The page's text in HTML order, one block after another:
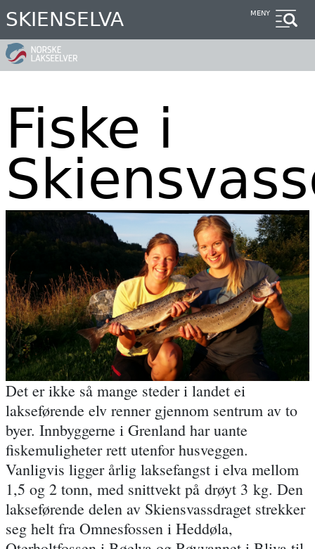
Hopp
til
hovedinnhold
SKIENSELVA MENY
Fiske i
Det er ikke så mange steder i landet ei
lakseførende elv renner gjennom sentrum av to
byer. Innbyggerne i Grenland har uante
fiskemuligheter rett utenfor husveggen.
Vanligvis ligger årlig laksefangst i elva mellom
1,5 og 2 tonn, med snittvekt på drøyt 3 kg. Den
lakseførende delen av Skiensvassdraget strekker
seg helt fra Omnesfossen i Heddøla,